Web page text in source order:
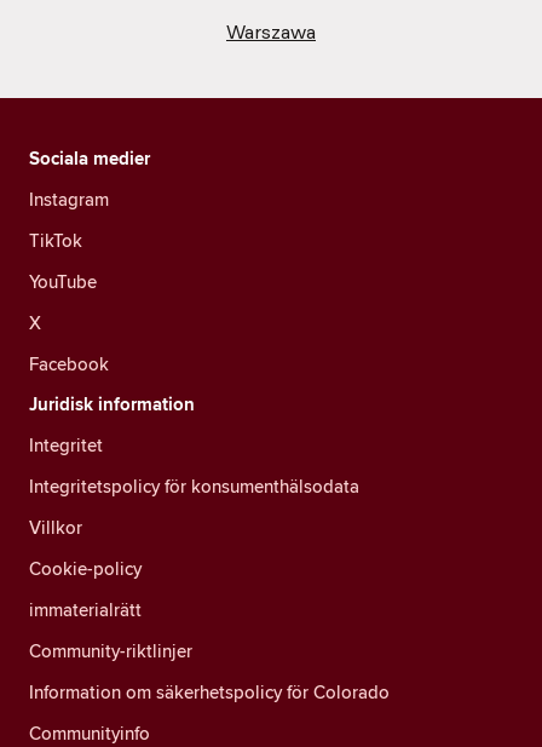
Warszawa
Sociala medier
Instagram
TikTok
YouTube
X
Facebook
Juridisk information
Integritet
Integritetspolicy för konsumenthälsodata
Villkor
Cookie-policy
immaterialrätt
Community-riktlinjer
Information om säkerhetspolicy för Colorado
Communityinfo